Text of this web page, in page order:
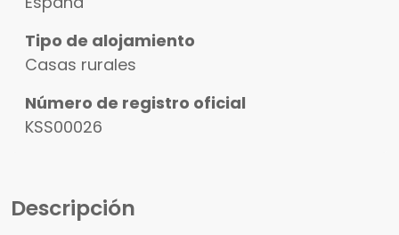
Tipo de alojamiento
Casas rurales
Número de registro oficial
KSS00026
Descripción